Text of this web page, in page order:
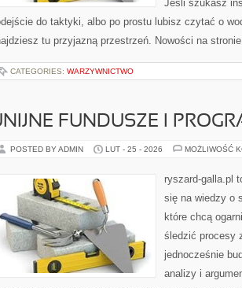
Jeśli szukasz
do taktyki, albo po prostu lubisz czytać o
tu przyjazną przestrzeń. Nowości na
CATEGORIES: WARZYWNICTWO
FUNDUSZE I
POSTED BY ADMIN LUT - 25 - 2026 MOŻLIWOŚĆ
ryszard-galla.pl
się na wiedzy o
które chcą
śledzić procesy
jednocześnie
analizy i